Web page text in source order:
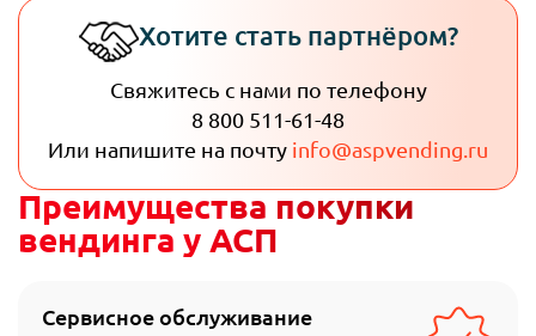
Хотите стать партнёром?
Свяжитесь с нами по телефону
8 800 511-61-48
Или напишите на почту info@aspvending.ru
Преимущества покупки
вендинга у АСП
Сервисное обслуживание